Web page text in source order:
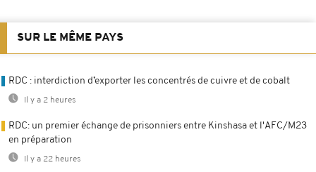
SUR LE MÊME PAYS
RDC : interdiction d’exporter les concentrés de cuivre et de cobalt
Il y a 2 heures
RDC: un premier échange de prisonniers entre Kinshasa et l'AFC/M23
en préparation
Il y a 22 heures